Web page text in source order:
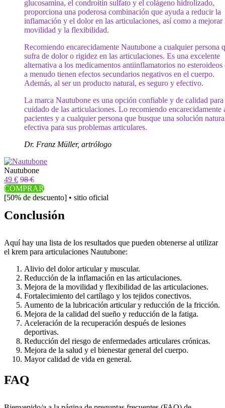
glucosamina, el condroitín sulfato y el colágeno hidrolizado,
proporciona una poderosa combinación que ayuda a reducir la
inflamación y el dolor en las articulaciones, así como a mejorar
movilidad y la flexibilidad.
Recomiendo encarecidamente Nautubone a cualquier persona
sufra de dolor o rigidez en las articulaciones. Es una excelente
alternativa a los medicamentos antiinflamatorios no esteroideos
a menudo tienen efectos secundarios negativos en el cuerpo.
Además, al ser un producto natural, es seguro y efectivo.
La marca Nautubone es una opción confiable y de calidad para
cuidado de las articulaciones. Lo recomiendo encarecidamente
pacientes y a cualquier persona que busque una solución
efectiva para sus problemas articulares.
Dr. Franz Müller, artrólogo
Nautubone
49 € 98 €
COMPRAR
[50% de descuento] • sitio oficial
Conclusión
Aquí hay una lista de los resultados que pueden obtenerse al utilizar
el krem para articulaciones Nautubone:
Alivio del dolor articular y muscular.
Reducción de la inflamación en las articulaciones.
Mejora de la movilidad y flexibilidad de las articulaciones.
Fortalecimiento del cartílago y los tejidos conectivos.
Aumento de la lubricación articular y reducción de la fricción.
Mejora de la calidad del sueño y reducción de la fatiga.
Aceleración de la recuperación después de lesiones
deportivas.
Reducción del riesgo de enfermedades articulares crónicas.
Mejora de la salud y el bienestar general del cuerpo.
Mayor calidad de vida en general.
FAQ